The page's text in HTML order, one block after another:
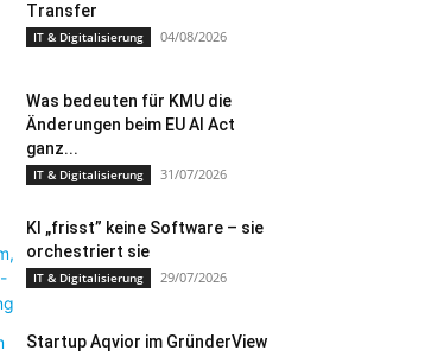
Transfer
IT & Digitalisierung 04/08/2026
Was bedeuten für KMU die
Änderungen beim EU AI Act
ganz...
IT & Digitalisierung 31/07/2026
KI „frisst” keine Software – sie
orchestriert sie
IT & Digitalisierung 29/07/2026
Startup Aqvior im GründerView